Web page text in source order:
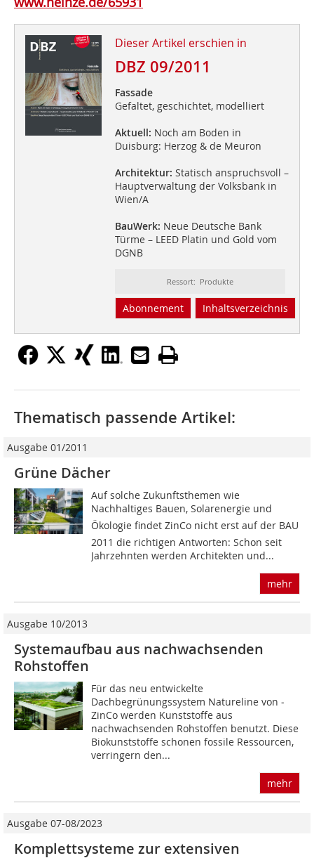
Dieser Artikel erschien in
DBZ 09/2011
Fassade
Gefaltet, geschichtet, modelliert
Aktuell: Noch am Boden in
Duisburg: Herzog & de Meuron
Architektur: Statisch anspruchsvoll –
Hauptverwaltung der Volksbank in
Wien/A
BauWerk: Neue Deutsche Bank
Türme – LEED Platin und Gold vom
DGNB
Ressort: Produkte
Abonnement Inhaltsverzeichnis
Thematisch passende Artikel:
Ausgabe 01/2011
Grüne Dächer
Auf solche Zukunftsthemen wie
Nachhaltiges Bauen, Solarenergie und
Ökologie findet ZinCo nicht erst auf der BAU
2011 die richtigen Antworten: Schon seit
Jahrzehnten werden Architekten und...
mehr
Ausgabe 10/2013
Systemaufbau aus nachwachsenden
Rohstoffen
Für das neu entwickelte
Dachbegrünungssystem Natureline von ­
ZinCo werden Kunststoffe aus
nachwachsenden Rohstoffen benutzt. Diese
Biokunststoffe schonen fossile Ressourcen,
verringern den...
mehr
Ausgabe 07-08/2023
Komplettsysteme zur extensiven